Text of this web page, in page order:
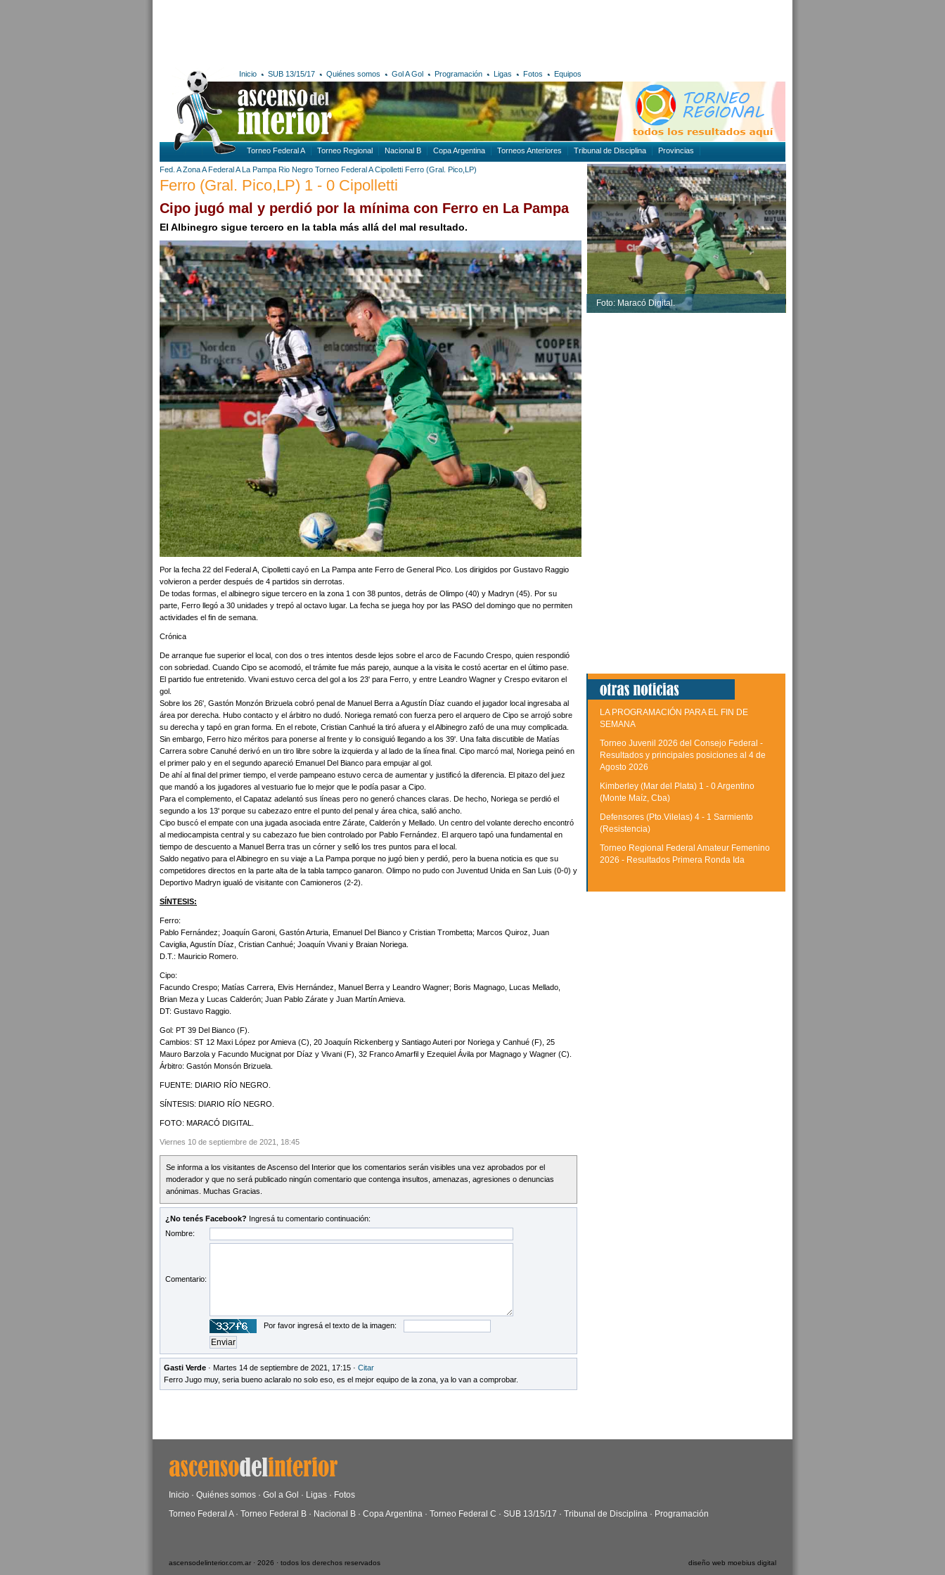
Inicio SUB 13/15/17 Quiénes somos Gol A Gol Programación Ligas Fotos Equipos
Torneo Federal A Torneo Regional Nacional B Copa Argentina Torneos Anteriores Tribunal de Disciplina Provincias
Fed. A Zona A Federal A La Pampa Rio Negro Torneo Federal A Cipolletti Ferro (Gral. Pico,LP)
Ferro (Gral. Pico,LP) 1 - 0 Cipolletti
Cipo jugó mal y perdió por la mínima con Ferro en La Pampa
El Albinegro sigue tercero en la tabla más allá del mal resultado.
Por la fecha 22 del Federal A, Cipolletti cayó en La Pampa ante Ferro de General Pico. Los dirigidos por Gustavo Raggio
volvieron a perder después de 4 partidos sin derrotas.
De todas formas, el albinegro sigue tercero en la zona 1 con 38 puntos, detrás de Olimpo (40) y Madryn (45). Por su
parte, Ferro llegó a 30 unidades y trepó al octavo lugar. La fecha se juega hoy por las PASO del domingo que no permiten
actividades el fin de semana.
Crónica
De arranque fue superior el local, con dos o tres intentos desde lejos sobre el arco de Facundo Crespo, quien respondió
con sobriedad. Cuando Cipo se acomodó, el trámite fue más parejo, aunque a la visita le costó acertar en el último pase.
El partido fue entretenido. Vivani estuvo cerca del gol a los 23' para Ferro, y entre Leandro Wagner y Crespo evitaron el
gol.
Sobre los 26', Gastón Monzón Brizuela cobró penal de Manuel Berra a Agustín Díaz cuando el jugador local ingresaba al
área por derecha. Hubo contacto y el árbitro no dudó. Noriega remató con fuerza pero el arquero de Cipo se arrojó sobre
su derecha y tapó en gran forma. En el rebote, Cristian Canhué la tiró afuera y el Albinegro zafó de una muy complicada.
Sin embargo, Ferro hizo méritos para ponerse al frente y lo consiguió llegando a los 39'. Una falta discutible de Matías
Carrera sobre Canuhé derivó en un tiro libre sobre la izquierda y al lado de la línea final. Cipo marcó mal, Noriega peinó en
el primer palo y en el segundo apareció Emanuel Del Bianco para empujar al gol.
De ahí al final del primer tiempo, el verde pampeano estuvo cerca de aumentar y justificó la diferencia. El pitazo del juez
que mandó a los jugadores al vestuario fue lo mejor que le podía pasar a Cipo.
Para el complemento, el Capataz adelantó sus líneas pero no generó chances claras. De hecho, Noriega se perdió el
segundo a los 13' porque su cabezazo entre el punto del penal y área chica, salió ancho.
Cipo buscó el empate con una jugada asociada entre Zárate, Calderón y Mellado. Un centro del volante derecho encontró
al mediocampista central y su cabezazo fue bien controlado por Pablo Fernández. El arquero tapó una fundamental en
tiempo de descuento a Manuel Berra tras un córner y selló los tres puntos para el local.
Saldo negativo para el Albinegro en su viaje a La Pampa porque no jugó bien y perdió, pero la buena noticia es que su
competidores directos en la parte alta de la tabla tampco ganaron. Olimpo no pudo con Juventud Unida en San Luis (0-0) y
Deportivo Madryn igualó de visitante con Camioneros (2-2).
SÍNTESIS:
Ferro:
Pablo Fernández; Joaquín Garoni, Gastón Arturia, Emanuel Del Bianco y Cristian Trombetta; Marcos Quiroz, Juan
Caviglia, Agustín Díaz, Cristian Canhué; Joaquín Vivani y Braian Noriega.
D.T.: Mauricio Romero.
Cipo:
Facundo Crespo; Matías Carrera, Elvis Hernández, Manuel Berra y Leandro Wagner; Boris Magnago, Lucas Mellado,
Brian Meza y Lucas Calderón; Juan Pablo Zárate y Juan Martín Amieva.
DT: Gustavo Raggio.
Gol: PT 39 Del Bianco (F).
Cambios: ST 12 Maxi López por Amieva (C), 20 Joaquín Rickenberg y Santiago Auteri por Noriega y Canhué (F), 25
Mauro Barzola y Facundo Mucignat por Díaz y Vivani (F), 32 Franco Amarfil y Ezequiel Ávila por Magnago y Wagner (C).
Árbitro: Gastón Monsón Brizuela.
FUENTE: DIARIO RÍO NEGRO.
SÍNTESIS: DIARIO RÍO NEGRO.
FOTO: MARACÓ DIGITAL.
Viernes 10 de septiembre de 2021, 18:45
Se informa a los visitantes de Ascenso del Interior que los comentarios serán visibles una vez aprobados por el
moderador y que no será publicado ningún comentario que contenga insultos, amenazas, agresiones o denuncias
anónimas. Muchas Gracias.
¿No tenés Facebook? Ingresá tu comentario continuación:
Nombre:
Comentario:
Por favor ingresá el texto de la imagen:
Gasti Verde · Martes 14 de septiembre de 2021, 17:15 · Citar
Ferro Jugo muy, seria bueno aclaralo no solo eso, es el mejor equipo de la zona, ya lo van a comprobar.
Foto: Maracó Digital.
LA PROGRAMACIÓN PARA EL FIN DE
SEMANA
Torneo Juvenil 2026 del Consejo Federal -
Resultados y principales posiciones al 4 de
Agosto 2026
Kimberley (Mar del Plata) 1 - 0 Argentino
(Monte Maíz, Cba)
Defensores (Pto.Vilelas) 4 - 1 Sarmiento
(Resistencia)
Torneo Regional Federal Amateur Femenino
2026 - Resultados Primera Ronda Ida
Inicio · Quiénes somos · Gol a Gol · Ligas · Fotos
Torneo Federal A· Torneo Federal B · Nacional B · Copa Argentina · Torneo Federal C · SUB 13/15/17 · Tribunal de Disciplina · Programación
ascensodelinterior.com.ar · 2026 · todos los derechos reservados diseño web moebius digital